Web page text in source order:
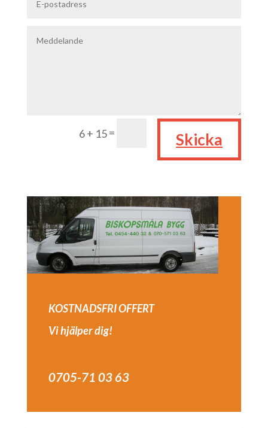
6 + 15= Skicka
KOSTNADSFRI OFFERT
Vi hjälper dig!
0705-71 03 63